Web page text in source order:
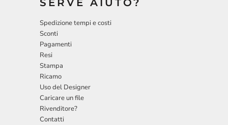
SERVE AIUTO?
Spedizione tempi e costi
Sconti
Pagamenti
Resi
Stampa
Ricamo
Uso del Designer
Caricare un file
Rivenditore?
Contatti